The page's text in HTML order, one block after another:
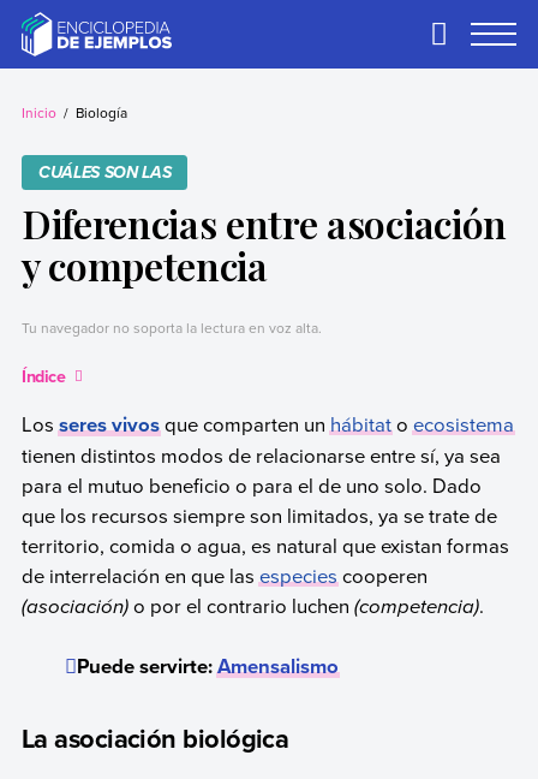
contentEjemplos
Necesitas ejemplos.
Primary
Inicio Biología
CUÁLES SON LAS
Diferencias entre asociación
y competencia
Tu navegador no soporta la lectura en voz alta.
Índice
Losseres vivosque comparten unhábitatoecosistema
tienen distintos modos de relacionarse entre sí, ya sea
para el mutuo beneficio o para el de uno solo. Dado
que los recursos siempre son limitados, ya se trate de
territorio, comida o agua, es natural que existan formas
de interrelación en que lasespeciescooperen
(asociación)o por el contrario luchen (competencia).
Puede servirte:Amensalismo
La asociación biológica